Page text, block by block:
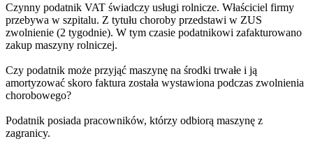
Czynny podatnik VAT świadczy usługi rolnicze. Właściciel firmy
przebywa w szpitalu. Z tytułu choroby przedstawi w ZUS
zwolnienie (2 tygodnie). W tym czasie podatnikowi zafakturowano
zakup maszyny rolniczej.
Czy podatnik może przyjąć maszynę na środki trwałe i ją
amortyzować skoro faktura została wystawiona podczas zwolnienia
chorobowego?
Podatnik posiada pracowników, którzy odbiorą maszynę z
zagranicy.